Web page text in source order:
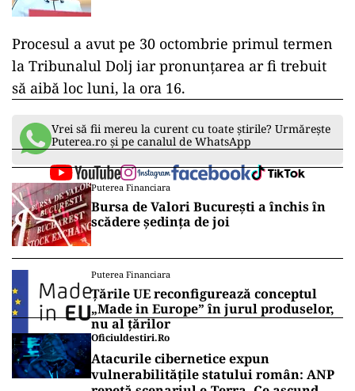
Procesul a avut pe 30 octombrie primul termen
la Tribunalul Dolj iar pronunțarea ar fi trebuit
să aibă loc luni, la ora 16.
Vrei să fii mereu la curent cu toate știrile? Urmărește
Puterea.ro și pe canalul de WhatsApp
Puterea Financiara
Bursa de Valori București a închis în
scădere ședința de joi
Puterea Financiara
Țările UE reconfigurează conceptul
„Made in Europe” în jurul produselor,
nu al țărilor
Oficiuldestiri.ro
Atacurile cibernetice expun
vulnerabilitățile statului român: ANP